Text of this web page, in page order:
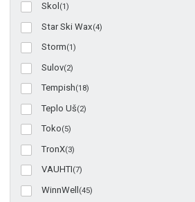
Skol (1)
Star Ski Wax(4)
Storm(1)
Sulov(2)
Tempish(18)
Teplo Uš(2)
Toko(5)
TronX(3)
VAUHTI(7)
WinnWell (45)